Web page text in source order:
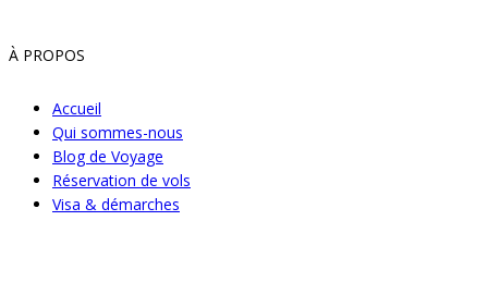
À PROPOS
Accueil
Qui sommes-nous
Blog de Voyage
Réservation de vols
Visa & démarches